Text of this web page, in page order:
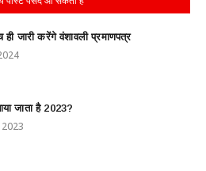
ही जारी करेंगे वंशावली प्रमाणपत्र
जाता है 2023?